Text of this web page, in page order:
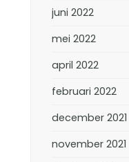
juni 2022
mei 2022
april 2022
februari 2022
december 2021
november 2021